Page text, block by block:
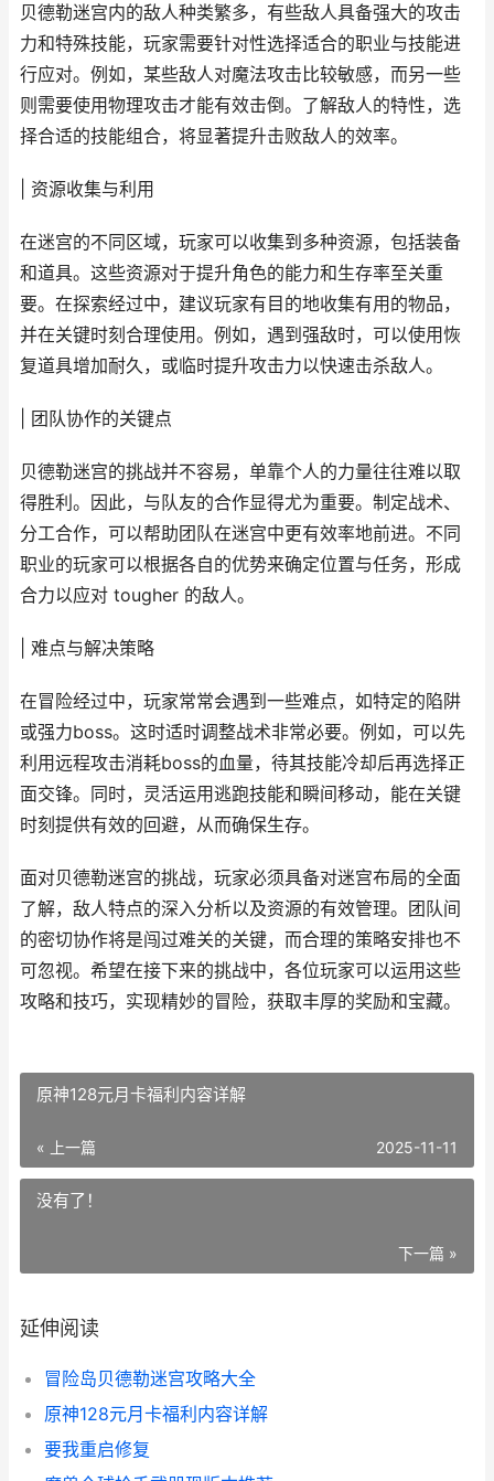
贝德勒迷宫内的敌人种类繁多，有些敌人具备强大的攻击
力和特殊技能，玩家需要针对性选择适合的职业与技能进
行应对。例如，某些敌人对魔法攻击比较敏感，而另一些
则需要使用物理攻击才能有效击倒。了解敌人的特性，选
择合适的技能组合，将显著提升击败敌人的效率。
| 资源收集与利用
在迷宫的不同区域，玩家可以收集到多种资源，包括装备
和道具。这些资源对于提升角色的能力和生存率至关重
要。在探索经过中，建议玩家有目的地收集有用的物品，
并在关键时刻合理使用。例如，遇到强敌时，可以使用恢
复道具增加耐久，或临时提升攻击力以快速击杀敌人。
| 团队协作的关键点
贝德勒迷宫的挑战并不容易，单靠个人的力量往往难以取
得胜利。因此，与队友的合作显得尤为重要。制定战术、
分工合作，可以帮助团队在迷宫中更有效率地前进。不同
职业的玩家可以根据各自的优势来确定位置与任务，形成
合力以应对 tougher 的敌人。
| 难点与解决策略
在冒险经过中，玩家常常会遇到一些难点，如特定的陷阱
或强力boss。这时适时调整战术非常必要。例如，可以先
利用远程攻击消耗boss的血量，待其技能冷却后再选择正
面交锋。同时，灵活运用逃跑技能和瞬间移动，能在关键
时刻提供有效的回避，从而确保生存。
面对贝德勒迷宫的挑战，玩家必须具备对迷宫布局的全面
了解，敌人特点的深入分析以及资源的有效管理。团队间
的密切协作将是闯过难关的关键，而合理的策略安排也不
可忽视。希望在接下来的挑战中，各位玩家可以运用这些
攻略和技巧，实现精妙的冒险，获取丰厚的奖励和宝藏。
原神128元月卡福利内容详解
« 上一篇 2025-11-11
没有了！
下一篇 »
延伸阅读
冒险岛贝德勒迷宫攻略大全
原神128元月卡福利内容详解
要我重启修复